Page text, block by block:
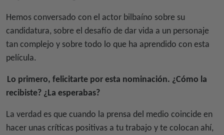
Hemos conversado con el actor bilbaíno sobre su
candidatura, sobre el desafío de dar vida a un personaje
tan complejo y sobre todo lo que ha aprendido con esta
película.
Lo primero, felicitarte por esta nominación. ¿Cómo la
recibiste? ¿La esperabas?
La verdad es que cuando la prensa del medio coincide en
hacer unas críticas positivas a tu trabajo y te colocan ahí,